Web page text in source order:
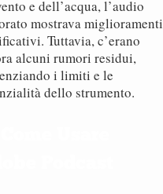
e dell’acqua, l’audio
mostrava miglioramenti
Tuttavia, c’erano
alcuni rumori residui,
i limiti e le
dello strumento.